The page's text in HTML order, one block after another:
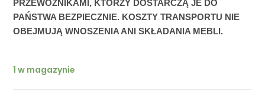
PRZEWOŹNIKAMI, KTÓRZY DOSTARCZĄ JE DO
PAŃSTWA BEZPIECZNIE. KOSZTY TRANSPORTU NIE
OBEJMUJĄ WNOSZENIA ANI SKŁADANIA MEBLI.
1 w magazynie